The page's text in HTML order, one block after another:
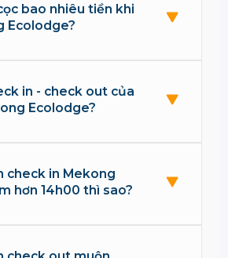
bao nhiêu tiền khi
Ecolodge?
in - check out của
Ecolodge?
check in Mekong
hơn 14h00 thì sao?